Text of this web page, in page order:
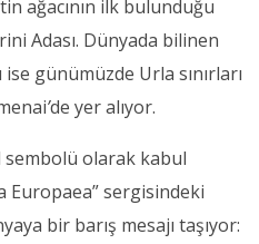
ağacının ilk bulunduğu
Adası. Dünyada bilinen
günümüzde Urla sınırları
’de yer alıyor.
sembolü olarak kabul
Europaea” sergisindeki
bir barış mesajı taşıyor: